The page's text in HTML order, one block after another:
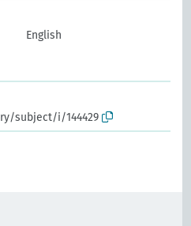
English
subject/i/144429